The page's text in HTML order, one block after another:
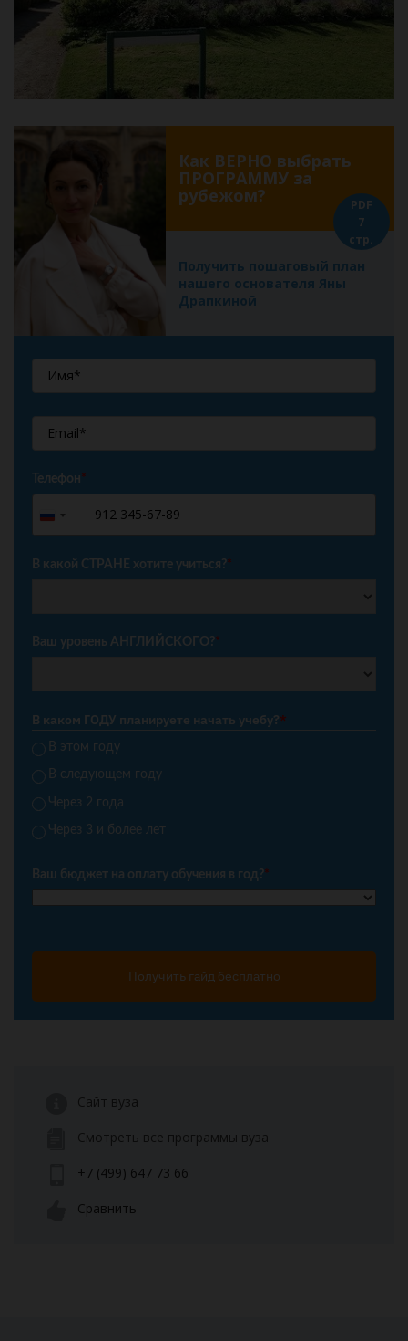
Как ВЕРНО выбрать
ПРОГРАММУ за
рубежом?
Получить пошаговый план
нашего основателя Яны
Драпкиной
PDF
7
стр.
Телефон*
Russia
+7
В какой СТРАНЕ хотите учиться?*
Ваш уровень АНГЛИЙСКОГО?*
В каком ГОДУ планируете начать учебу?*
В этом году
В следующем году
Через 2 года
Через 3 и более лет
Ваш бюджет на оплату обучения в год?*
Получить гайд бесплатно
Сайт вуза
Смотреть все программы вуза
+7 (499) 647 73 66
Сравнить